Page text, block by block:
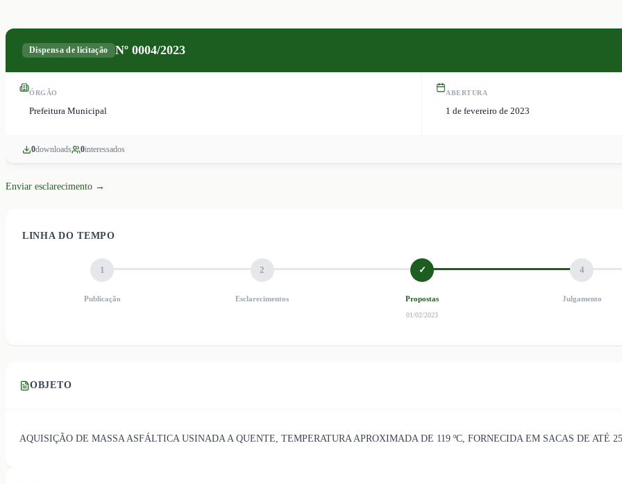
Dispensa de licitação Nº 0004/2023
ÓRGÃO
Prefeitura Municipal
ABERTURA
1 de fevereiro de 2023
0downloads 0interessados
Enviar esclarecimento →
LINHA DO TEMPO
1
Publicação
2
Esclarecimentos
✓
Propostas
01/02/2023
4
Julgamento
OBJETO
AQUISIÇÃO DE MASSA ASFÁLTICA USINADA A QUENTE, TEMPERATURA APROXIMADA DE 119 ºC, FORNECIDA EM SACAS DE ATÉ